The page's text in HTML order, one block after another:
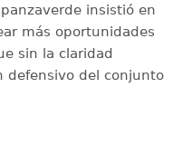
insistió en
más oportunidades
sin la claridad
defensivo del conjunto